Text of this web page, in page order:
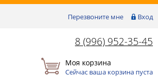
Перезвоните мне Вход
8 (996) 952-35-45
Моя корзина
Сейчас ваша корзина пуста